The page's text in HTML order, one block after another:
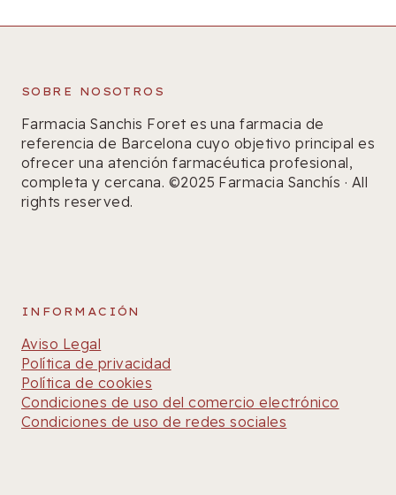
SOBRE NOSOTROS
Farmacia Sanchis Foret es una farmacia de
referencia de Barcelona cuyo objetivo principal es
ofrecer una atención farmacéutica profesional,
completa y cercana. ©2025 Farmacia Sanchís · All
rights reserved.
INFORMACIÓN
Aviso Legal
Política de privacidad
Política de cookies
Condiciones de uso del comercio electrónico
Condiciones de uso de redes sociales